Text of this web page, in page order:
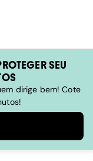
SEU
dirige bem! Cote